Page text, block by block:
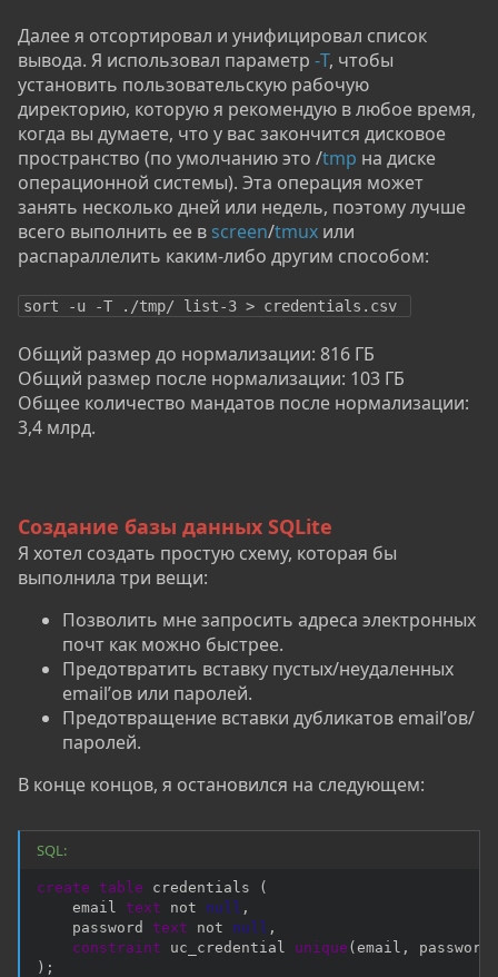
Далее я отсортировал и унифицировал список
вывода. Я использовал параметр -T, чтобы
установить пользовательскую рабочую
директорию, которую я рекомендую в любое время,
когда вы думаете, что у вас закончится дисковое
пространство (по умолчанию это /tmp на диске
операционной системы). Эта операция может
занять несколько дней или недель, поэтому лучше
всего выполнить ее в screen/tmux или
распараллелить каким-либо другим способом:
sort -u -T ./tmp/ list-3 > credentials.csv
Общий размер до нормализации: 816 ГБ
Общий размер после нормализации: 103 ГБ
Общее количество мандатов после нормализации:
3,4 млрд.
Создание базы данных SQLite
Я хотел создать простую схему, которая бы
выполнила три вещи:
Позволить мне запросить адреса электронных
почт как можно быстрее.
Предотвратить вставку пустых/неудаленных
email’ов или паролей.
Предотвращение вставки дубликатов email’ов/
паролей.
В конце концов, я остановился на следующем:
SQL:
create table credentials
(
    email
text not null ,
    password
text not null ,
constraint uc_credential unique ( email , password
) ;